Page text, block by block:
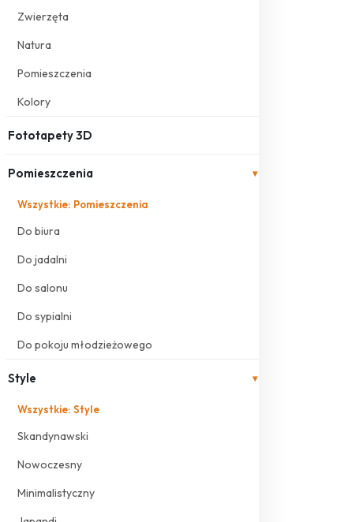
Zwierzęta
Natura
Pomieszczenia
Kolory
Fototapety 3D
Pomieszczenia ▾
Wszystkie: Pomieszczenia
Do biura
Do jadalni
Do salonu
Do sypialni
Do pokoju młodzieżowego
Style ▾
Wszystkie: Style
Skandynawski
Nowoczesny
Minimalistyczny